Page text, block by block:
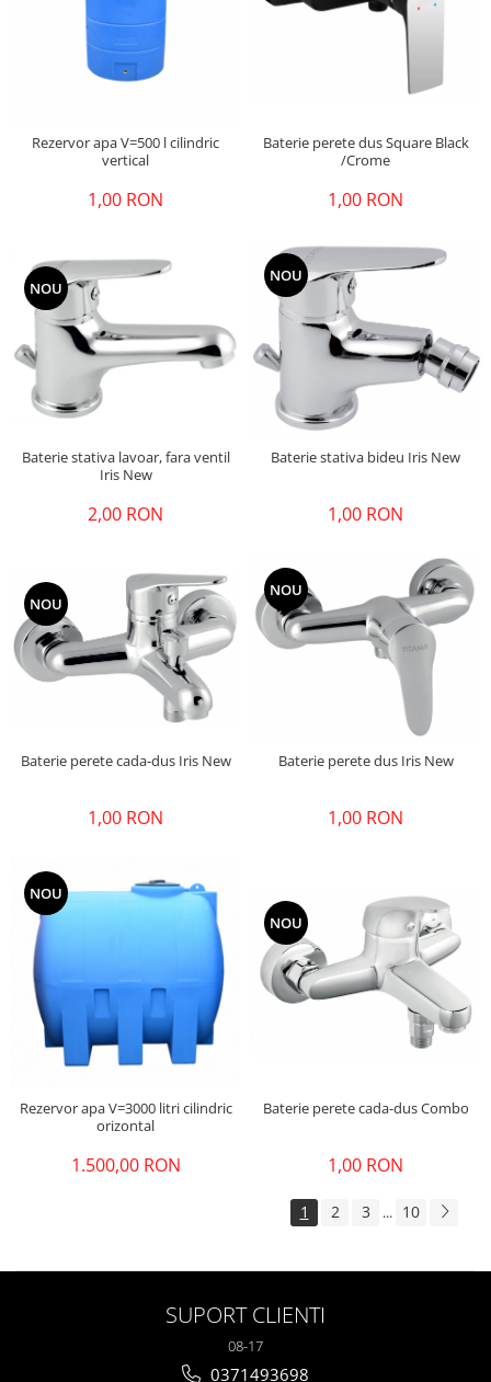
Rezervor apa V=500 l cilindric
vertical
1,00 RON
Baterie perete dus Square Black
/Crome
1,00 RON
NOU
Baterie stativa lavoar, fara ventil
Iris New
2,00 RON
NOU
Baterie stativa bideu Iris New
1,00 RON
NOU
Baterie perete cada-dus Iris New
1,00 RON
NOU
Baterie perete dus Iris New
1,00 RON
NOU
Rezervor apa V=3000 litri cilindric
orizontal
1.500,00 RON
NOU
Baterie perete cada-dus Combo
1,00 RON
1 2 3 ... 10
SUPORT CLIENTI
08-17
0371493698